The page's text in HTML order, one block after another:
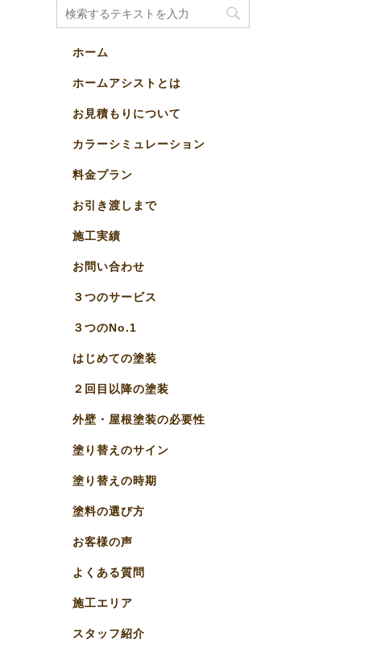
ホーム
ホームアシストとは
お見積もりについて
カラーシミュレーション
料金プラン
お引き渡しまで
施工実績
お問い合わせ
３つのサービス
３つのNo.1
はじめての塗装
２回目以降の塗装
外壁・屋根塗装の必要性
塗り替えのサイン
塗り替えの時期
塗料の選び方
お客様の声
よくある質問
施工エリア
スタッフ紹介